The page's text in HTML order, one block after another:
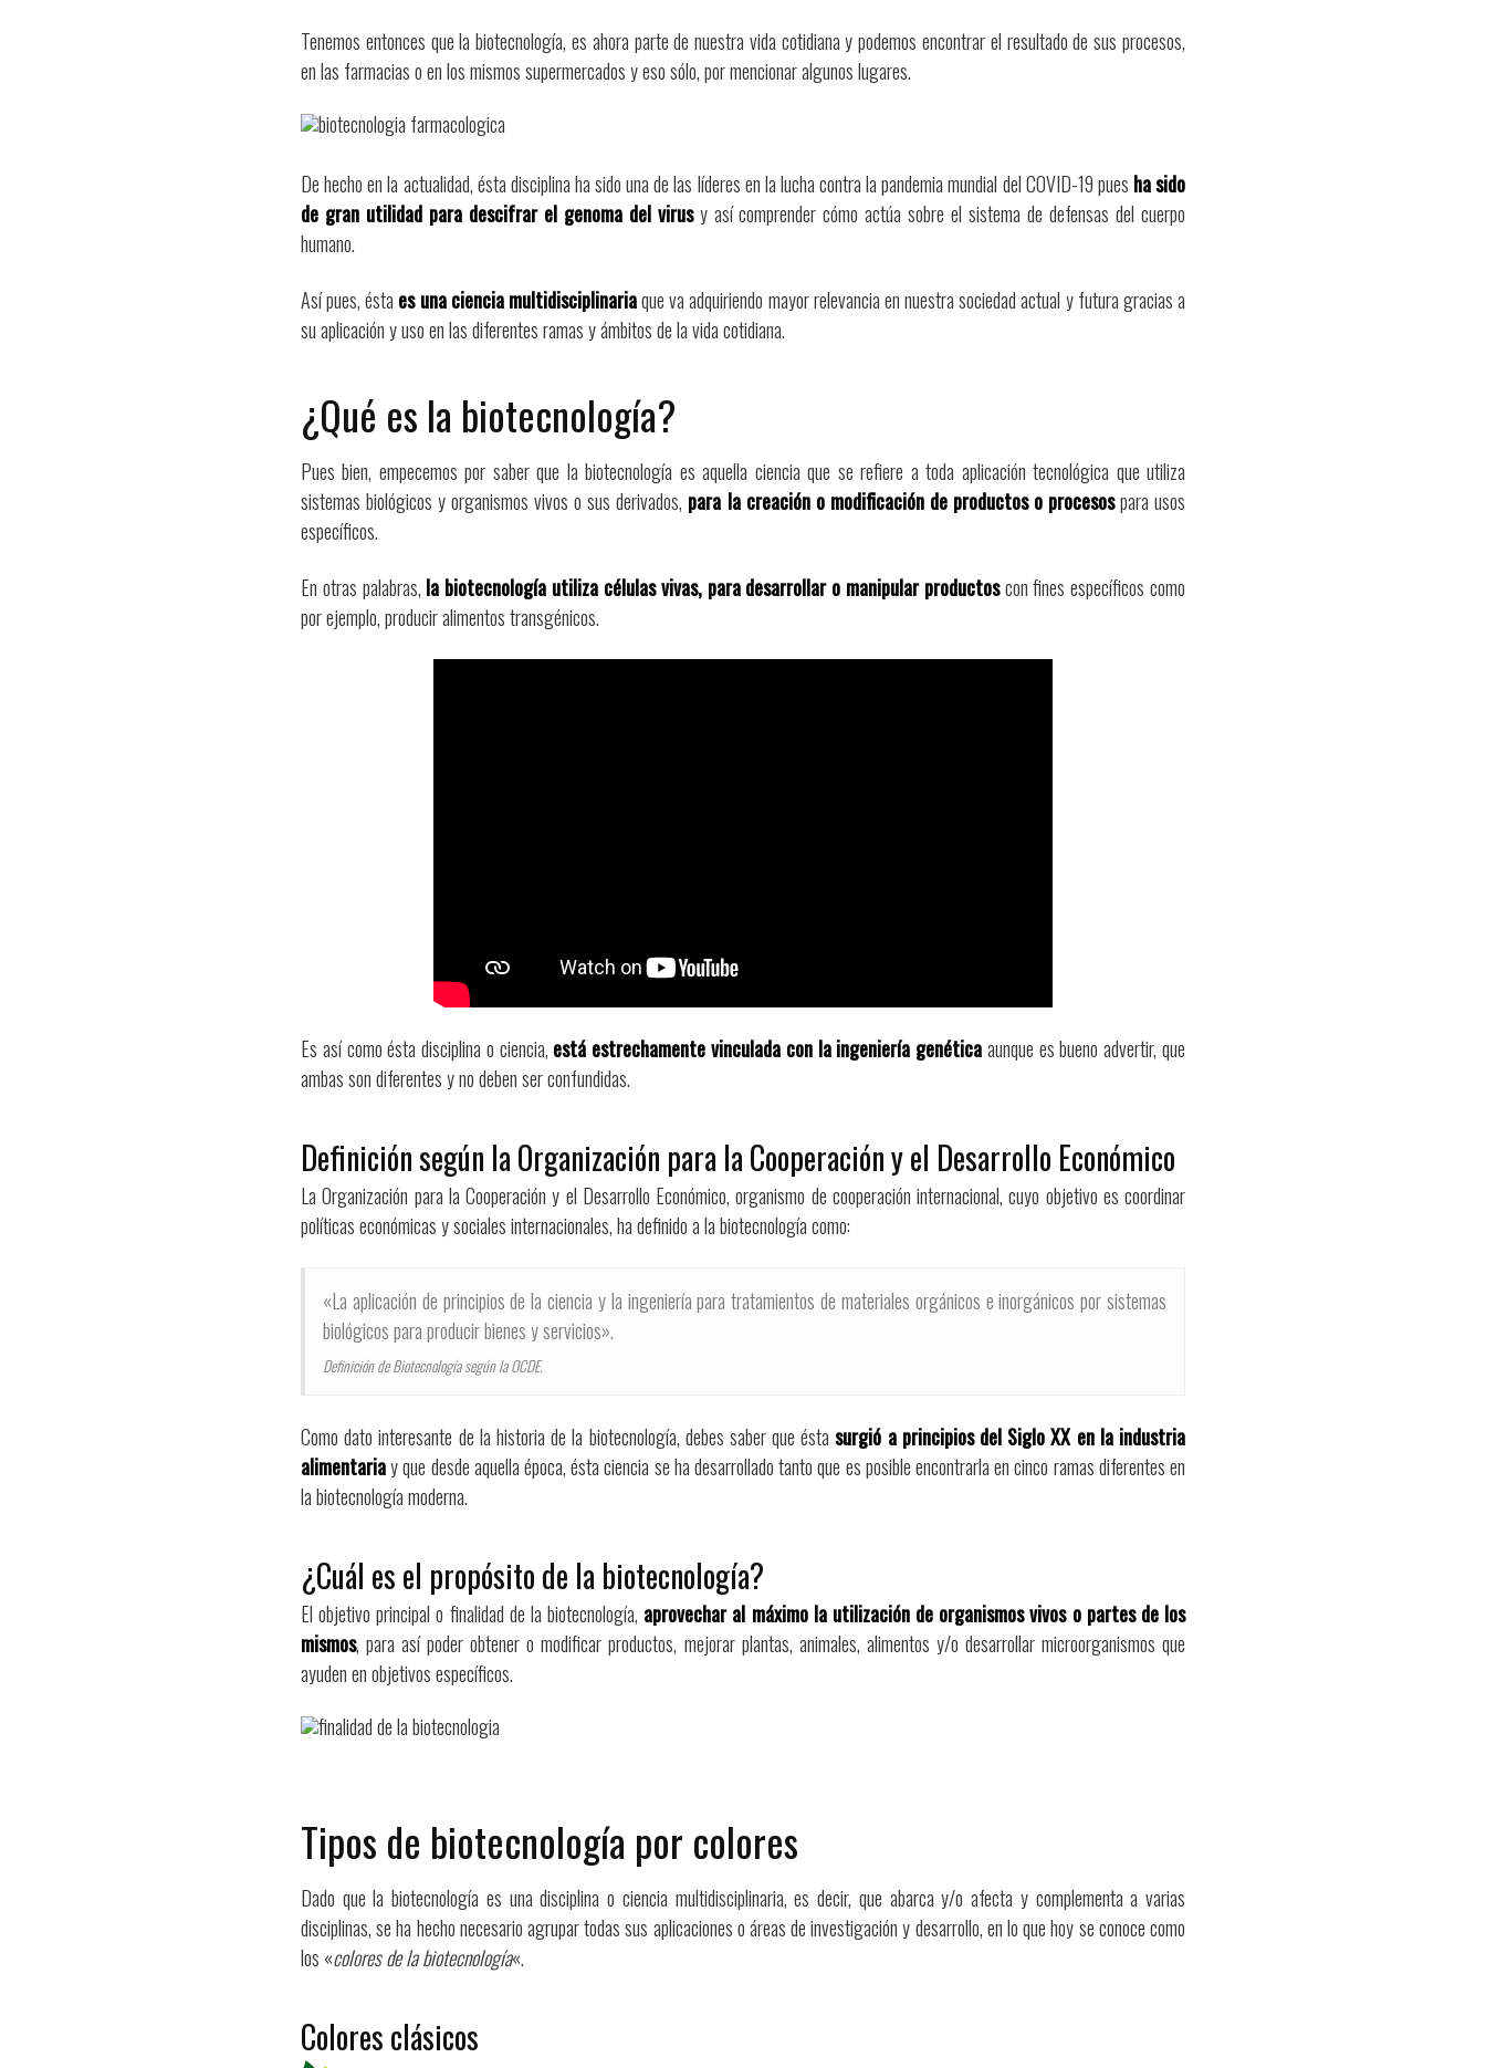
Tenemos entonces que la biotecnología, es ahora parte de nuestra vida cotidiana y podemos encontrar el resultado de sus procesos,
en las farmacias o en los mismos supermercados y eso sólo, por mencionar algunos lugares.
De hecho en la actualidad, ésta disciplina ha sido una de las líderes en la lucha contra la pandemia mundial del COVID-19 pues ha sido
de gran utilidad para descifrar el genoma del virusy así comprender cómo actúa sobre el sistema de defensas del cuerpo
humano.
Así pues, ésta es una ciencia multidisciplinariaque va adquiriendo mayor relevancia en nuestra sociedad actual y futura gracias a
su aplicación y uso en las diferentes ramas y ámbitos de la vida cotidiana.
¿Qué es la biotecnología?
Pues bien, empecemos por saber que la biotecnología es aquella ciencia que se refiere a toda aplicación tecnológica que utiliza
sistemas biológicos y organismos vivos o sus derivados, para la creación o modificación de productos o procesospara usos
específicos.
En otras palabras, la biotecnología utiliza células vivas, para desarrollar o manipular productoscon fines específicos como
por ejemplo, producir alimentos transgénicos.
Es así como ésta disciplina o ciencia, está estrechamente vinculada con la ingeniería genéticaaunque es bueno advertir, que
ambas son diferentes y no deben ser confundidas.
Definición según la Organización para la Cooperación y el Desarrollo Económico
La Organización para la Cooperación y el Desarrollo Económico, organismo de cooperación internacional, cuyo objetivo es coordinar
políticas económicas y sociales internacionales, ha definido a la biotecnología como:
«La aplicación de principios de la ciencia y la ingeniería para tratamientos de materiales orgánicos e inorgánicos por sistemas
biológicos para producir bienes y servicios».
Definición de Biotecnología según la OCDE.
Como dato interesante de la historia de la biotecnología, debes saber que ésta surgió a principios del Siglo XX en la industria
alimentariay que desde aquella época, ésta ciencia se ha desarrollado tanto que es posible encontrarla en cinco ramas diferentes en
la biotecnología moderna.
¿Cuál es el propósito de la biotecnología?
El objetivo principal o finalidad de la biotecnología, aprovechar al máximo la utilización de organismos vivos o partes de los
mismos, para así poder obtener o modificar productos, mejorar plantas, animales, alimentos y/o desarrollar microorganismos que
ayuden en objetivos específicos.
Tipos de biotecnología por colores
Dado que la biotecnología es una disciplina o ciencia multidisciplinaria, es decir, que abarca y/o afecta y complementa a varias
disciplinas, se ha hecho necesario agrupar todas sus aplicaciones o áreas de investigación y desarrollo, en lo que hoy se conoce como
los «colores de la biotecnología«.
Colores clásicos